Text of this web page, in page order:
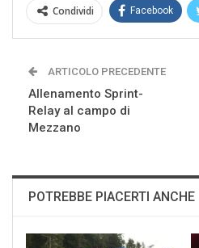
Condividi Facebook
ARTICOLO PRECEDENTE
Allenamento Sprint-
Relay al campo di
Mezzano
POTREBBE PIACERTI ANCHE